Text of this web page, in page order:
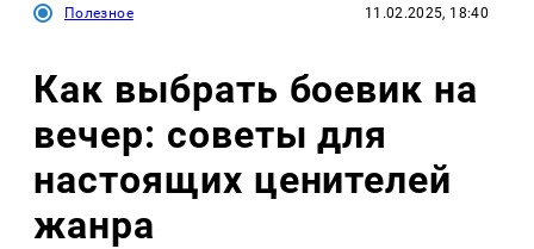
Полезное 11.02.2025, 18:40
Как выбрать боевик на
вечер: советы для
настоящих ценителей
жанра